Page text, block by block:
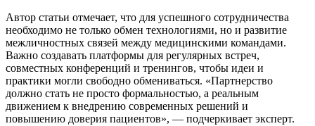
Автор статьи отмечает, что для успешного сотрудничества
необходимо не только обмен технологиями, но и развитие
межличностных связей между медицинскими командами.
Важно создавать платформы для регулярных встреч,
совместных конференций и тренингов, чтобы идеи и
практики могли свободно обмениваться. «Партнерство
должно стать не просто формальностью, а реальным
движением к внедрению современных решений и
повышению доверия пациентов», — подчеркивает эксперт.